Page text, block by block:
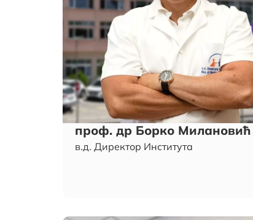
проф. др Борко Милановић
в.д. Директор Института